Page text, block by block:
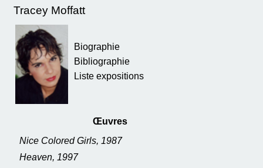
Tracey Moffatt
Biographie
Bibliographie
Liste expositions
Œuvres
Nice Colored Girls, 1987
Heaven, 1997